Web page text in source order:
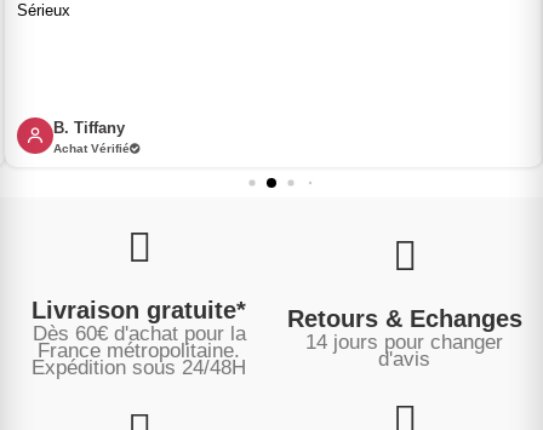
Sérieux
B. Tiffany
Achat Vérifié
Livraison gratuite*
Dès 60€ d'achat pour la
France métropolitaine.
Expédition sous 24/48H
Retours & Echanges
14 jours pour changer
d'avis